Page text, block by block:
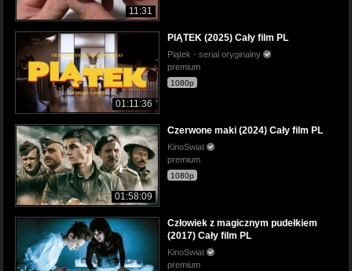
11:31
01:11:36
PIĄTEK (2025) Cały film PL
Piątek - serial oryginalny
premium
1080p
01:58:09
Czerwone maki (2024) Cały film PL
KinoSwiat
premium
1080p
Człowiek z magicznym pudełkiem
(2017) Cały film PL
KinoSwiat
premium